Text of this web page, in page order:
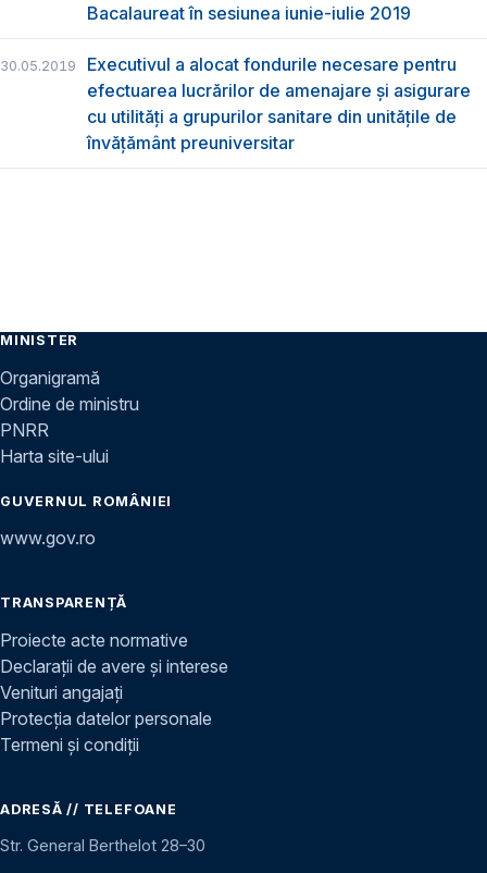
Bacalaureat în sesiunea iunie-iulie 2019
30.05.2019
Executivul a alocat fondurile necesare pentru
efectuarea lucrărilor de amenajare și asigurare
cu utilități a grupurilor sanitare din unitățile de
învățământ preuniversitar
MINISTER
Organigramă
Ordine de ministru
PNRR
Harta site-ului
GUVERNUL ROMÂNIEI
www.gov.ro
TRANSPARENȚĂ
Proiecte acte normative
Declarații de avere și interese
Venituri angajați
Protecția datelor personale
Termeni și condiții
ADRESĂ // TELEFOANE
Str. General Berthelot 28–30